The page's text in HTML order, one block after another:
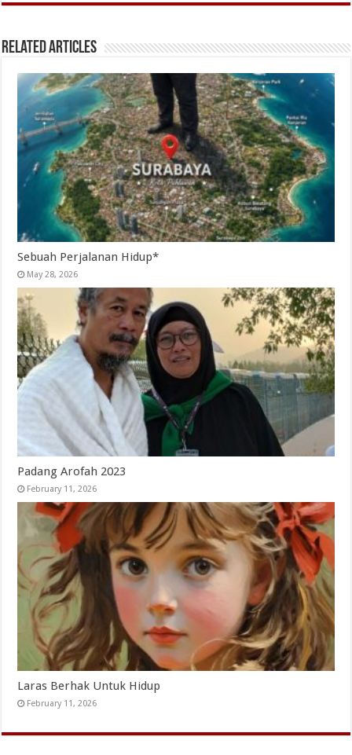
Related Articles
Sebuah Perjalanan Hidup*
May 28, 2026
Padang Arofah 2023
February 11, 2026
Laras Berhak Untuk Hidup
February 11, 2026